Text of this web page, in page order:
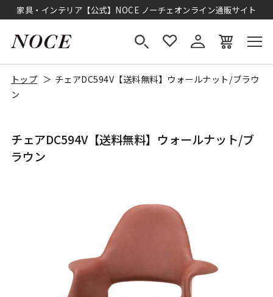
家具・インテリア【公式】NOCE ノーチェオンライン通販サイト
トップ
チェアDC594V【送料無料】ウォールナット/ブラウ
ン
チェアDC594V【送料無料】ウォールナット/ブ
ラウン